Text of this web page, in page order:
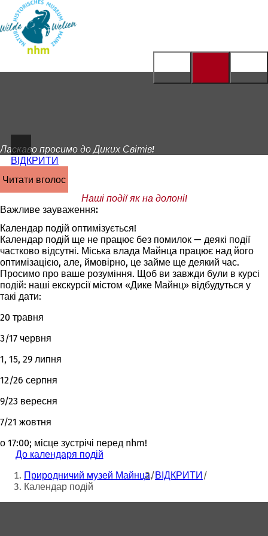
Перейти до змісту
головну
сторінку
Ласкаво просимо до Диких Світів!
ВІДКРИТИ
читати вголос
Наші події як на долоні!
Важливе зауваження:
Календар подій оптимізується!
Календар подій ще не працює без помилок — деякі події
частково відсутні. Міська влада Майнца працює над його
оптимізацією, але, ймовірно, це займе ще деякий час.
Просимо про ваше розуміння. Щоб ви завжди були в курсі
подій: наші екскурсії містом «Дике Майнц» відбудуться у
такі дати:
20 травня
3/17 червня
1, 15, 29 липня
12/26 серпня
9/23 вересня
7/21 жовтня
о 17:00; місце зустрічі перед nhm!
До календаря подій
і
к
Ти
тут:
Природничий музей Майнца ВІДКРИТИ
Календар подій